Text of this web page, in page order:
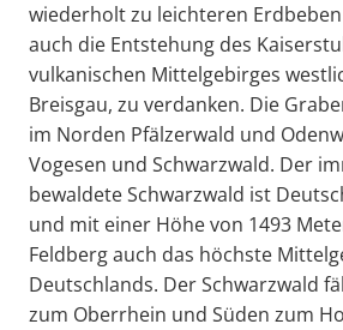
wiederholt zu leichteren
auch die Entstehung des
vulkanischen Mittelgebirges
Breisgau, zu verdanken. Die
im Norden Pfälzerwald und
Vogesen und Schwarzwald. Der
bewaldete Schwarzwald ist
und mit einer Höhe von 1493
Feldberg auch das höchste
Deutschlands. Der Schwarzwald
zum Oberrhein und Süden zum